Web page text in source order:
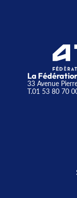
La
33 Avenue
T.01 53 80 70